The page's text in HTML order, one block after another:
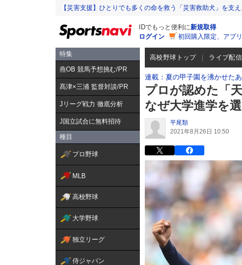
【災害支援】ひとりでも多くの命を救う「災害救助犬」を支え
IDでもっと便利に新規取得
ログイン
初回購入限定、アプ
特集
燕OB 競馬予想挑む/PR
髙津×三浦 監督対談/PR
Jリーグ戦力 徹底分析
J国立試合に無料招待
種目
プロ野球
MLB
高校野球
大学野球
独立リーグ
侍ジャパン
高校野球トップ ライブ配信
連載：夏の甲子園を沸かせた
プロが認めた「
なぜ大学進学を
平尾類
2021年8月26日 10:50